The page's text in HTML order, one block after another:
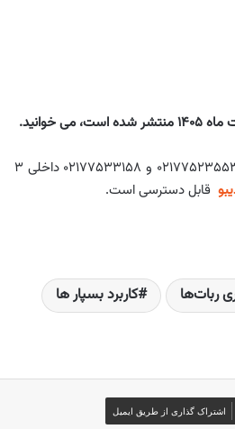
در صورت تمایل به دریافت نسخه نمونه رایگان و یا دریافت اشتراک با شماره های ۰۲۱۷۷۵۲۳۵۵۳ و ۰۲۱۷۷۵۳۳۱۵۸ داخلی ۳
قابل دسترسی است.
ربات‌ها
کاربرد بسپار ها
اشتراک گذاری از طریق ایمیل